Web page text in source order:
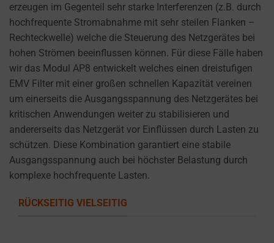
erzeugen im Gegenteil sehr starke Interferenzen (z.B. durch
hochfrequente Stromabnahme mit sehr steilen Flanken –
Rechteckwelle) welche die Steuerung des Netzgerätes bei
hohen Strömen beeinflussen können. Für diese Fälle haben
wir das Modul AP8 entwickelt welches einen dreistufigen
EMV Filter mit einer großen schnellen Kapazität vereinen
um einerseits die Ausgangsspannung des Netzgerätes bei
kritischen Anwendungen weiter zu stabilisieren und
andererseits das Netzgerät vor Einflüssen durch Lasten zu
schützen. Diese Kombination garantiert eine stabile
Ausgangsspannung auch bei höchster Belastung durch
komplexe hochfrequente Lasten.
RÜCKSEITIG VIELSEITIG